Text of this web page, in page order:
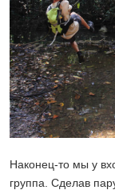
Наконец-то мы у
группа. Сделав